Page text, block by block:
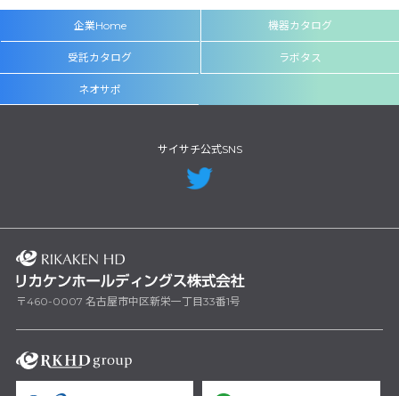
企業Home 機器カタログ
受託カタログ ラボタス
ネオサポ
サイサチ公式SNS
〒460-0007 名古屋市中区新栄一丁目33番1号